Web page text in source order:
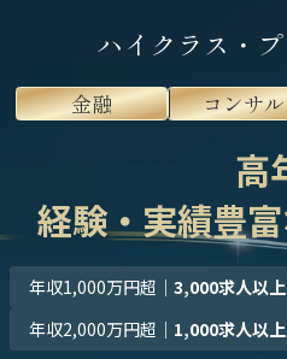
ハイクラス・
金融 コンサル
高
経験・実績豊
年収1,000万円超 ｜3,000求人以上
年収2,000万円超 ｜ 1,000求人以上